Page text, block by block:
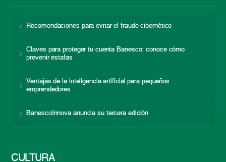
Recomendaciones para evitar el fraude cibernético
Claves para proteger tu cuenta Banesco: conoce cómo
prevenir estafas
Ventajas de la inteligencia artificial para pequeños
emprendedores
BanescoInnova anuncia su tercera edición
CULTURA